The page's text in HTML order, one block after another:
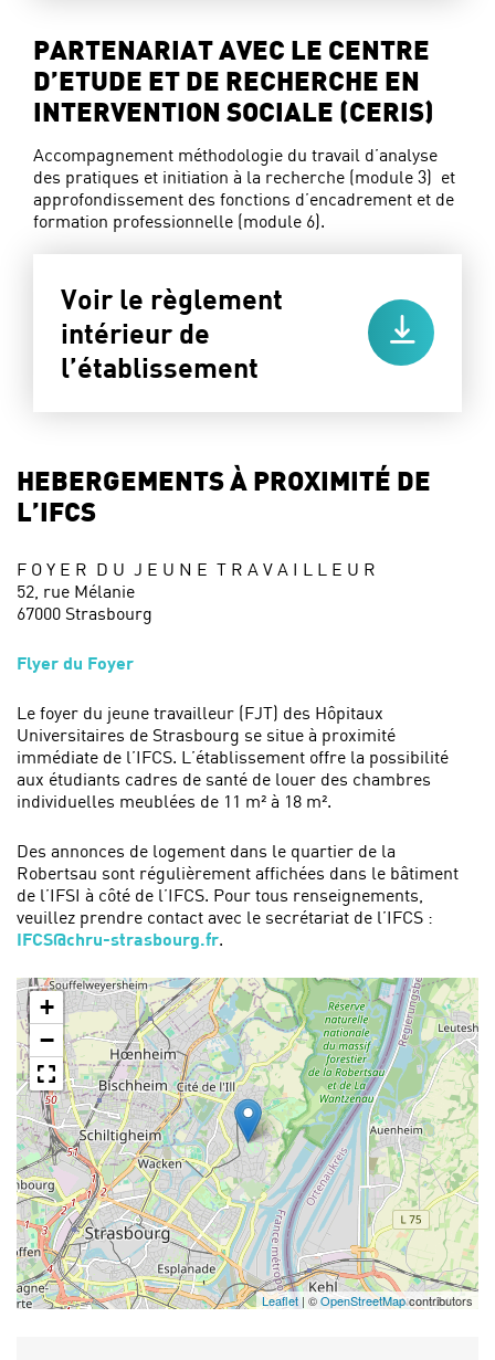
PARTENARIAT AVEC LE CENTRE
D’ETUDE ET DE RECHERCHE EN
INTERVENTION SOCIALE (CERIS)
Accompagnement méthodologie du travail d’analyse
des pratiques et initiation à la recherche (module 3) et
approfondissement des fonctions d’encadrement et de
formation professionnelle (module 6).
Voir le règlement
intérieur de
l’établissement
HEBERGEMENTS À PROXIMITÉ DE
L’IFCS
F O Y E R D U J E U N E T R A V A I L L E U R
52, rue Mélanie
67000 Strasbourg
Flyer du Foyer
Le foyer du jeune travailleur (FJT) des Hôpitaux
Universitaires de Strasbourg se situe à proximité
immédiate de l’IFCS. L’établissement offre la possibilité
aux étudiants cadres de santé de louer des chambres
individuelles meublées de 11 m² à 18 m².
Des annonces de logement dans le quartier de la
Robertsau sont régulièrement affichées dans le bâtiment
de l’IFSI à côté de l’IFCS. Pour tous renseignements,
veuillez prendre contact avec le secrétariat de l’IFCS :
IFCS@chru-strasbourg.fr.
+
−
Leaflet | ©OpenStreetMapcontributors